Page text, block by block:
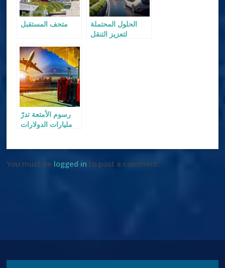
متحف المستقبل
الحلول المحتملة
لتعزيز التنقل
رسوم الأمتعة تدرّ
مليارات الدولارات
You must be logged in to post a comment.